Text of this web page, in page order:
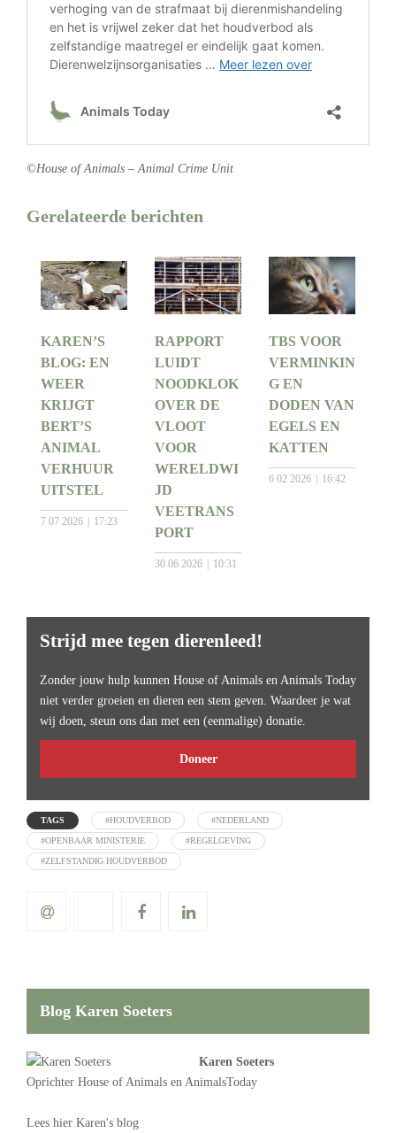
©House of Animals – Animal Crime Unit
Gerelateerde berichten
KAREN’S
BLOG: EN
WEER
KRIJGT
BERT’S
ANIMAL
VERHUUR
UITSTEL
7 07 2026 17:23
RAPPORT
LUIDT
NOODKLOK
OVER DE
VLOOT
VOOR
WERELDWI
JD
VEETRANS
PORT
30 06 2026 10:31
TBS VOOR
VERMINKIN
G EN
DODEN VAN
EGELS EN
KATTEN
6 02 2026 16:42
Strijd mee tegen dierenleed!
Zonder jouw hulp kunnen House of Animals en Animals Today
niet verder groeien en dieren een stem geven. Waardeer je wat
wij doen, steun ons dan met een (eenmalige) donatie.
Doneer
TAGS #HOUDVERBOD #NEDERLAND
#OPENBAAR MINISTERIE #REGELGEVING
#ZELFSTANDIG HOUDVERBOD
Blog Karen Soeters
Karen Soeters
Oprichter House of Animals en AnimalsToday
Lees hier Karen's blog